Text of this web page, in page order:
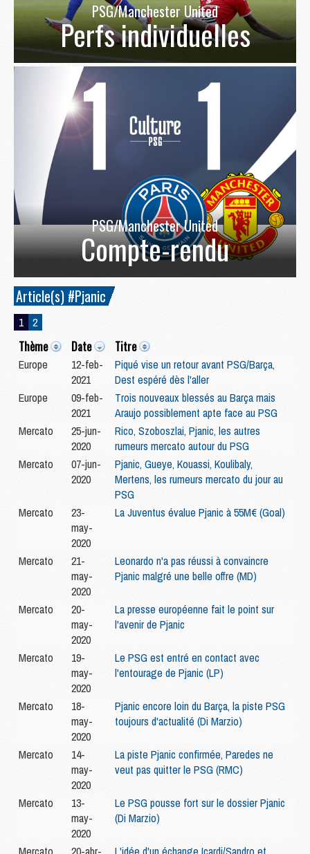
PSG/Manchester United
Perfs individuelles
PSG/Manchester United
Compte-rendu
Article(s) #Pjanic
1 2
Thème Date Titre
Europe
12-feb-
2021
Piqué vise un retour avant PSG/Barça,
Dest espéré dès l'aller
Europe
09-feb-
2021
Trois nouveaux blessés au Barça mais
Araujo possiblement apte face au PSG
Mercato
25-jun-
2020
Rico, Szoboszlai, Pjanic, les autres
rumeurs mercato autour du PSG
Mercato
07-jun-
2020
Pjanic, Gueye, Kouassi, Koulibaly,
Mertens, les rumeurs mercato du jour au
PSG
Mercato
23-
may-
2020
La Juventus évalue Pjanic à 55M€ (Goal)
Mercato
21-
may-
2020
Leonardo n'a pas réussi à convaincre
Pjanic malgré une belle offre (MD)
Mercato
20-
may-
2020
La presse européenne fait le point sur
l'avenir de Pjanic
Mercato
19-
may-
2020
Le PSG est entré en contact avec
l'entourage de Pjanic (LP)
Mercato
18-
may-
2020
Pjanic encore loin du Barça, la piste PSG
toujours d'actualité (Di Marzio)
Mercato
14-
may-
2020
La piste Pjanic confirmée, Paredes ne
veut pas quitter le PSG (RMC)
Mercato
13-
may-
2020
Le PSG pousse fort sur le dossier Pjanic
(Di Marzio)